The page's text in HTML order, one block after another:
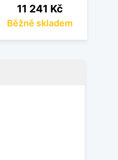
Cena
11 241 Kč
Běžně skladem